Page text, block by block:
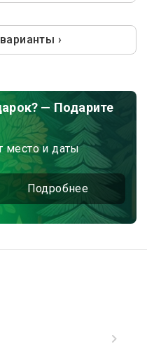
›
— Подарите
место и даты
Подробнее